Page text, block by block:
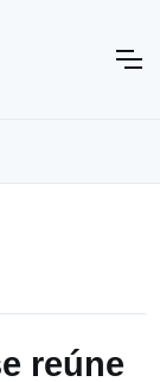
reúne